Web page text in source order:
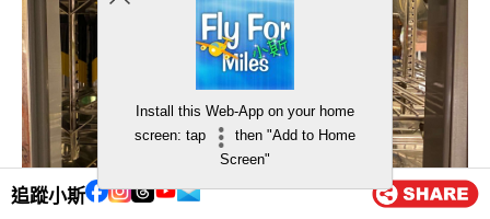
追蹤小斯
Install this Web-App on your home
screen: tap
then "Add to Home
Screen"